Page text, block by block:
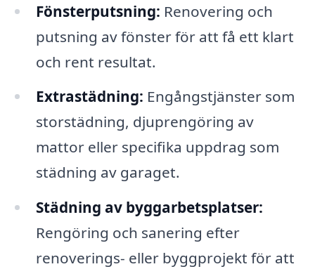
Fönsterputsning: Renovering och
putsning av fönster för att få ett klart
och rent resultat.
Extrastädning: Engångstjänster som
storstädning, djuprengöring av
mattor eller specifika uppdrag som
städning av garaget.
Städning av byggarbetsplatser:
Rengöring och sanering efter
renoverings- eller byggprojekt för att